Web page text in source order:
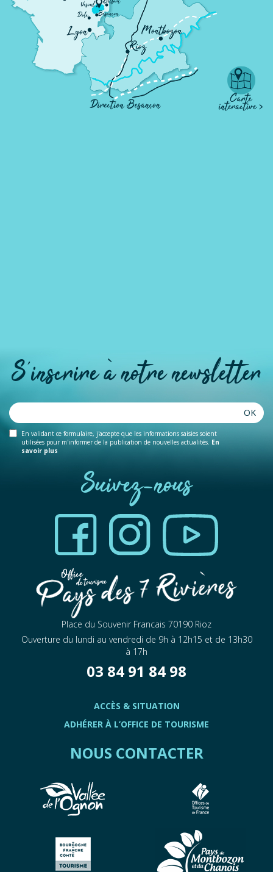
S'inscrire à notre newsletter
En validant ce formulaire, j'accepte que les informations saisies soient
utilisées pour m'informer de la publication de nouvelles actualités. En
savoir plus
OK
Suivez-nous
Place du Souvenir Francais 70190 Rioz
Ouverture du lundi au vendredi de 9h à 12h15 et de 13h30
à 17h
03 84 91 84 98
ACCÈS & SITUATION
ADHÉRER À L’OFFICE DE TOURISME
NOUS CONTACTER